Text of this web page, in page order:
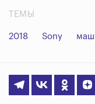
ТЕМЫ
2018 Sony